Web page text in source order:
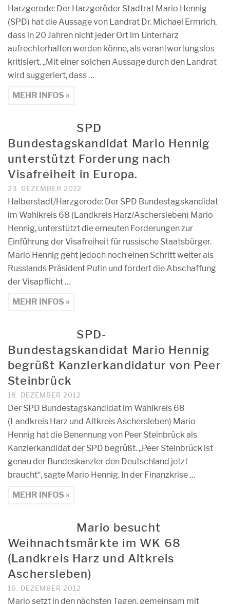
Harzgerode: Der Harzgeröder Stadtrat Mario Hennig
(SPD) hat die Aussage von Landrat Dr. Michael Ermrich,
dass in 20 Jahren nicht jeder Ort im Unterharz
aufrechterhalten werden könne, als verantwortungslos
kritisiert. „Mit einer solchen Aussage durch den Landrat
wird suggeriert, dass …
MEHR INFOS »
SPD
Bundestagskandidat Mario Hennig
unterstützt Forderung nach
Visafreiheit in Europa.
23. DEZEMBER 2012
Halberstadt/Harzgerode: Der SPD Bundestagskandidat
im Wahlkreis 68 (Landkreis Harz/Aschersleben) Mario
Hennig, unterstützt die erneuten Forderungen zur
Einführung der Visafreiheit für russische Staatsbürger.
Mario Hennig geht jedoch noch einen Schritt weiter als
Russlands Präsident Putin und fordert die Abschaffung
der Visapflicht …
MEHR INFOS »
SPD-
Bundestagskandidat Mario Hennig
begrüßt Kanzlerkandidatur von Peer
Steinbrück
18. DEZEMBER 2012
Der SPD Bundestagskandidat im Wahlkreis 68
(Landkreis Harz und Altkreis Aschersleben) Mario
Hennig hat die Benennung von Peer Steinbrück als
Kanzlerkandidat der SPD begrüßt. „Peer Steinbrück ist
genau der Bundeskanzler den Deutschland jetzt
braucht“, sagte Mario Hennig. In der Finanzkrise …
MEHR INFOS »
Mario besucht
Weihnachtsmärkte im WK 68
(Landkreis Harz und Altkreis
Aschersleben)
16. DEZEMBER 2012
Mario setzt in den nächsten Tagen, gemeinsam mit